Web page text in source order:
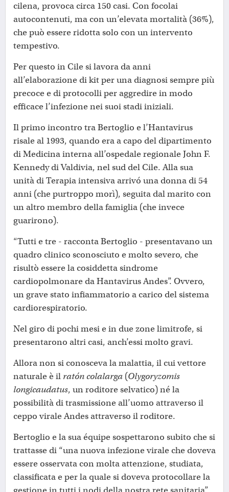
cilena, provoca circa 150 casi. Con focolai
autocontenuti, ma con un’elevata mortalità (36%),
che può essere ridotta solo con un intervento
tempestivo.
Per questo in Cile si lavora da anni
all’elaborazione di kit per una diagnosi sempre più
precoce e di protocolli per aggredire in modo
efficace l’infezione nei suoi stadi iniziali.
Il primo incontro tra Bertoglio e l’Hantavirus
risale al 1993, quando era a capo del dipartimento
di Medicina interna all’ospedale regionale John F.
Kennedy di Valdivia, nel sud del Cile. Alla sua
unità di Terapia intensiva arrivó una donna di 54
anni (che purtroppo morì), seguita dal marito con
un altro membro della famiglia (che invece
guarirono).
“Tutti e tre - racconta Bertoglio - presentavano un
quadro clinico sconosciuto e molto severo, che
risultò essere la cosiddetta sindrome
cardiopolmonare da Hantavirus Andes”. Ovvero,
un grave stato infiammatorio a carico del sistema
cardiorespiratorio.
Nel giro di pochi mesi e in due zone limitrofe, si
presentarono altri casi, anch’essi molto gravi.
Allora non si conosceva la malattia, il cui vettore
naturale è il ratón colalarga (Olygoryzomis
longicaudatus, un roditore selvatico) né la
possibilità di trasmissione all’uomo attraverso il
ceppo virale Andes attraverso il roditore.
Bertoglio e la sua équipe sospettarono subito che si
trattasse di “una nuova infezione virale che doveva
essere osservata con molta attenzione, studiata,
classificata e per la quale si doveva protocollare la